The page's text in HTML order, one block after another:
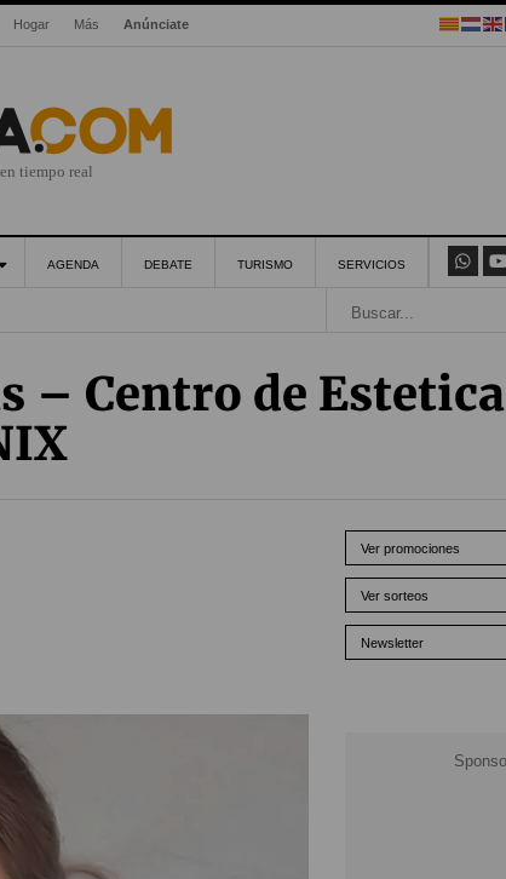
Hogar Más Anúnciate
tiempo real
AGENDA DEBATE TURISMO SERVICIOS
– Centro de Estetica
Ver promociones
Ver sorteos
Newsletter